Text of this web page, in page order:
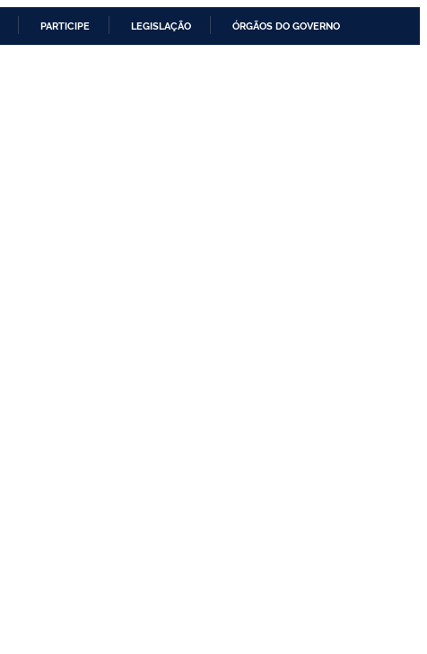
PARTICIPE LEGISLAÇÃO ÓRGÃOS DO GOVERNO